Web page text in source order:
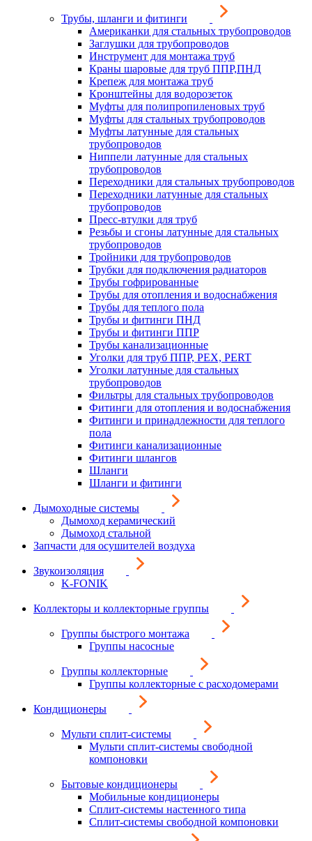
Трубы, шланги и фитинги
Американки для стальных трубопроводов
Заглушки для трубопроводов
Инструмент для монтажа труб
Краны шаровые для труб ППР,ПНД
Крепеж для монтажа труб
Кронштейны для водорозеток
Муфты для полипропиленовых труб
Муфты для стальных трубопроводов
Муфты латунные для стальных
трубопроводов
Ниппели латунные для стальных
трубопроводов
Переходники для стальных трубопроводов
Переходники латунные для стальных
трубопроводов
Пресс-втулки для труб
Резьбы и сгоны латунные для стальных
трубопроводов
Тройники для трубопроводов
Трубки для подключения радиаторов
Трубы гофрированные
Трубы для отопления и водоснабжения
Трубы для теплого пола
Трубы и фитинги ПНД
Трубы и фитинги ППР
Трубы канализационные
Уголки для труб ППР, PEX, PERT
Уголки латунные для стальных
трубопроводов
Фильтры для стальных трубопроводов
Фитинги для отопления и водоснабжения
Фитинги и принадлежности для теплого
пола
Фитинги канализационные
Фитинги шлангов
Шланги
Шланги и фитинги
Дымоходные системы
Дымоход керамический
Дымоход стальной
Запчасти для осушителей воздуха
Звукоизоляция
K-FONIK
Коллекторы и коллекторные группы
Группы быстрого монтажа
Группы насосные
Группы коллекторные
Группы коллекторные с расходомерами
Кондиционеры
Мульти сплит-системы
Мульти сплит-системы свободной
компоновки
Бытовые кондиционеры
Мобильные кондиционеры
Сплит-системы настенного типа
Сплит-системы свободной компоновки